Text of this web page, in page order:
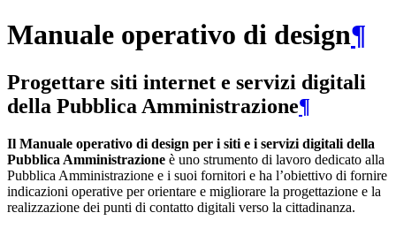
Manuale operativo di design¶
Progettare siti internet e servizi digitali
della Pubblica Amministrazione¶
Il Manuale operativo di design per i siti e i servizi digitali della
Pubblica Amministrazione è uno strumento di lavoro dedicato alla
Pubblica Amministrazione e i suoi fornitori e ha l’obiettivo di fornire
indicazioni operative per orientare e migliorare la progettazione e la
realizzazione dei punti di contatto digitali verso la cittadinanza.